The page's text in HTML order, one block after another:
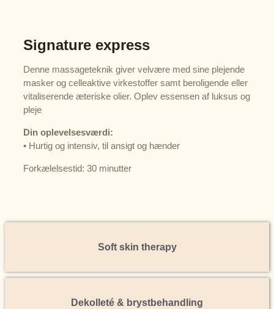
Soft skin therapy
Dekolleté & brystbehandling
Signature express
Denne massageteknik giver velvære med sine plejende
masker og celleaktive virkestoffer samt beroligende eller
vitaliserende æteriske olier. Oplev essensen af luksus og
pleje
Din oplevelsesværdi:
• Hurtig og intensiv, til ansigt og hænder
Forkælelsestid: 30 minutter